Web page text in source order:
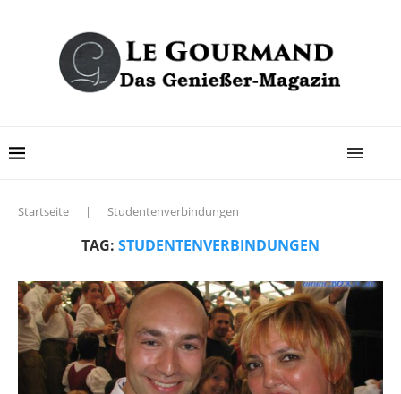
Startseite | Studentenverbindungen
TAG: STUDENTENVERBINDUNGEN